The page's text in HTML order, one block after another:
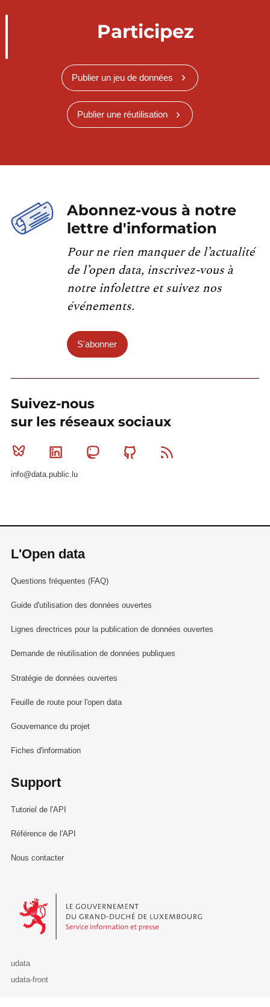
Participez
Publier un jeu de données
Publier une réutilisation
Abonnez-vous à notre
lettre d'information
Pour ne rien manquer de l’actualité
de l’open data, inscrivez-vous à
notre infolettre et suivez nos
événements.
S'abonner
Suivez-nous
sur les réseaux sociaux
Bluesky Linkedin MastodonGithub
info@data.public.lu
L'Open data
Questions fréquentes (FAQ)
Guide d'utilisation des données ouvertes
Lignes directrices pour la publication de données ouvertes
Demande de réutilisation de données publiques
Stratégie de données ouvertes
Feuille de route pour l'open data
Gouvernance du projet
Fiches d'information
Support
Tutoriel de l'API
Référence de l'API
Nous contacter
Le Gouvernement du Grand-Duché de Luxembourg - Service
udata
udata-front